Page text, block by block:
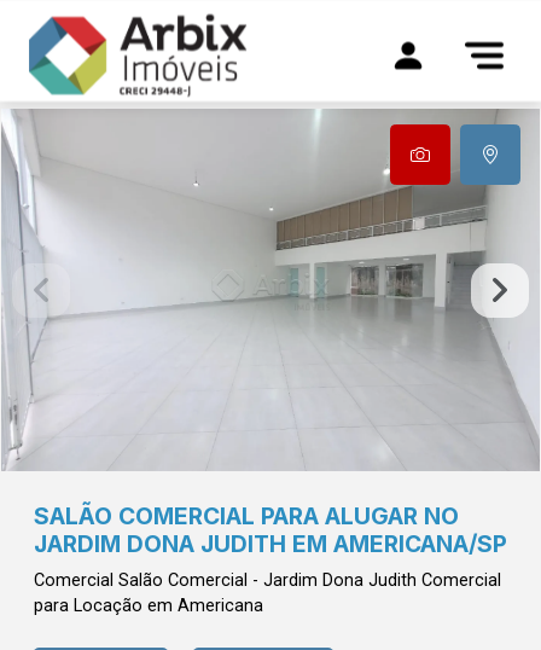
SALÃO COMERCIAL PARA ALUGAR NO
JARDIM DONA JUDITH EM AMERICANA/SP
Comercial Salão Comercial - Jardim Dona Judith Comercial
para Locação em Americana